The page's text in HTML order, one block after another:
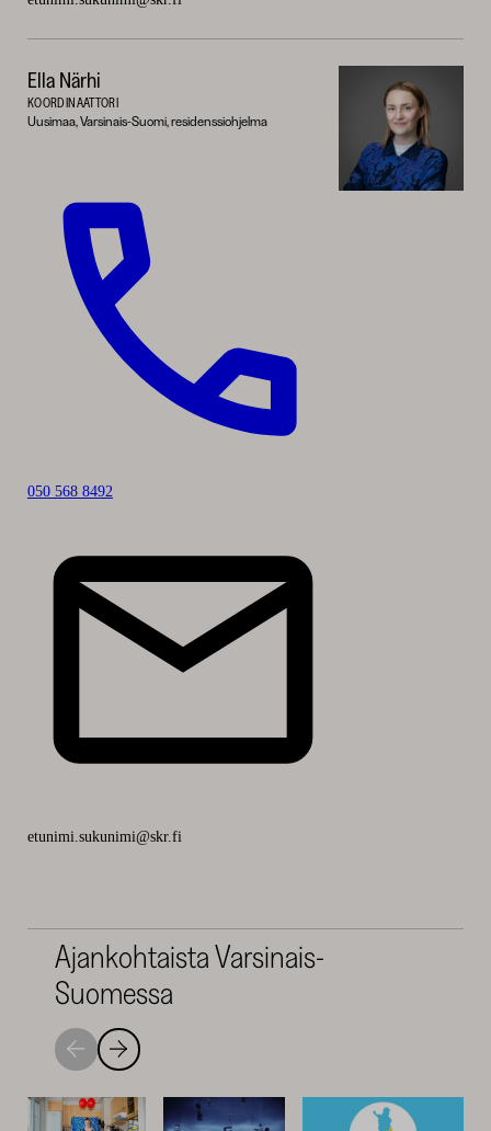
Ella Närhi
KOORDINAATTORI
Uusimaa, Varsinais-Suomi, residenssiohjelma
Soita:
050 568 8492
etunimi.sukunimi@skr.fi
Ajankohtaista Varsinais-
Suomessa
Siirry
seuraavaan
Siirry
edelliseen